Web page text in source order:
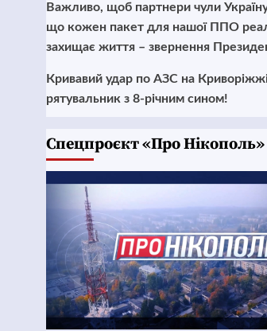
Важливо, щоб партнери чули
що кожен пакет для нашої ППО
захищає життя – звернення
Кривавий удар по АЗС на
рятувальник з 8-річним сином!
Cпецпроєкт «Про Нікополь»